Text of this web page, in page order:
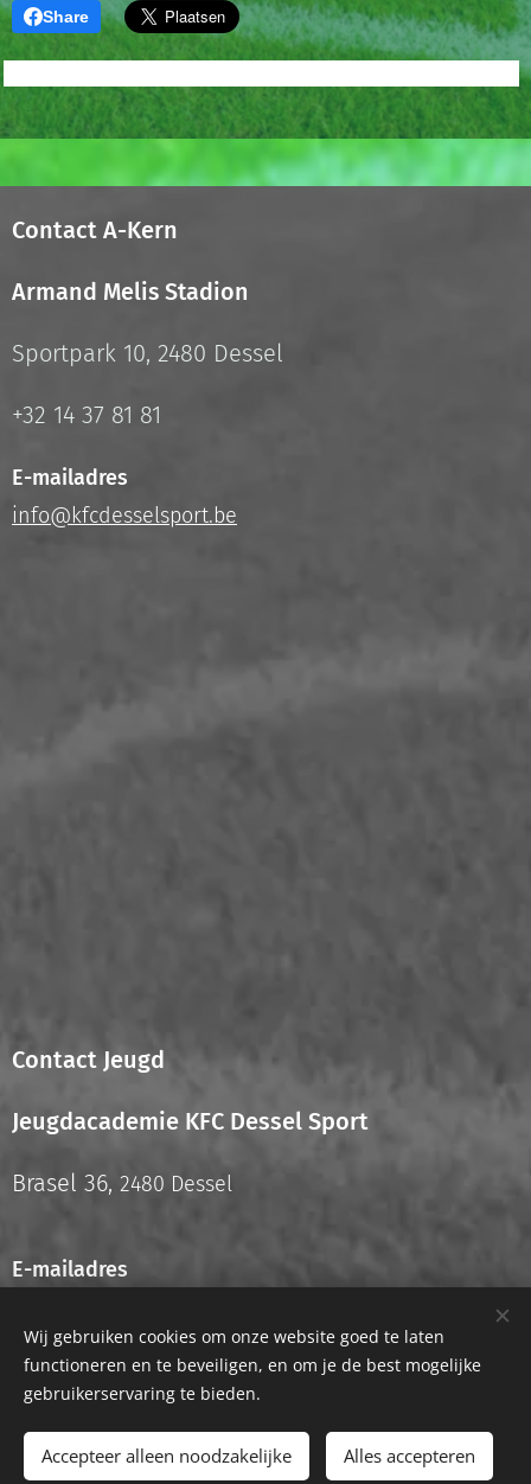
Share
Contact A-Kern
Armand Melis Stadion
Sportpark 10, 2480 Dessel
+32 14 37 81 81
E-mailadres
info@kfcdesselsport.be
Contact Jeugd
Jeugdacademie KFC Dessel Sport
Brasel 36, 2480 Dessel
E-mailadres
Privacyverklaring Cookies
Wij gebruiken cookies om onze website goed te laten
functioneren en te beveiligen, en om je de best mogelijke
gebruikerservaring te bieden.
Accepteer alleen noodzakelijke Alles accepteren